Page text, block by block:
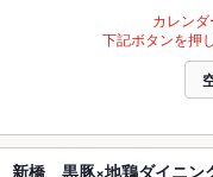
カレンダ
下記ボタンを押
新橋 黒豚×地鶏ダイニ